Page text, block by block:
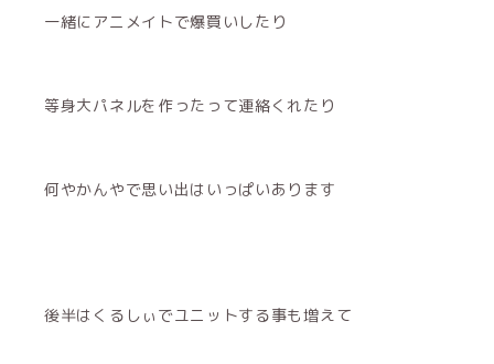
一緒にアニメイトで爆買いしたり
等身大パネルを作ったって連絡くれたり
何やかんやで思い出はいっぱいあります
後半はくるしぃでユニットする事も増えて